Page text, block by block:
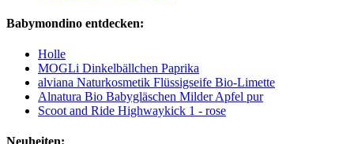
Babymondino entdecken:
Holle
MOGLi Dinkelbällchen Paprika
alviana Naturkosmetik Flüssigseife Bio-Limette
Alnatura Bio Babygläschen Milder Apfel pur
Scoot and Ride Highwaykick 1 - rose